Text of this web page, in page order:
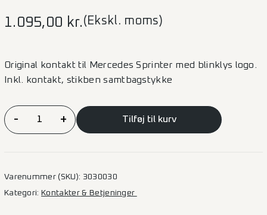
1.095,00 kr. (Ekskl. moms)
Original kontakt til Mercedes Sprinter med blinklys logo.
Inkl. kontakt, stikben samtbagstykke
Original
Mercedes
- + Tilføj til kurv
Varenummer (SKU): 3030030
Kategori:Kontakter & Betjeninger